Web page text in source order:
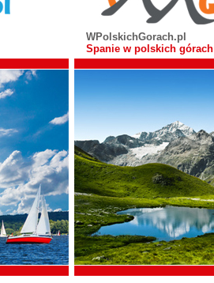
WPolskichGorach.pl
Spanie w polskich górach